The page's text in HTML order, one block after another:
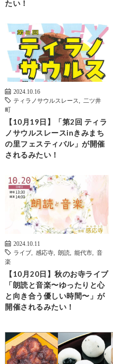
たい！
2024.10.16
ティラノサウルスレース
二ツ井
町
【10月19日】「第2回 ティラ
ノサウルスレースinきみまち
の里フェスティバル」が開催
されるみたい！
2024.10.11
ライブ
感応寺 朗読 能代市
音
楽
【10月20日】秋のお寺ライブ
「朗読と音楽〜ゆったりと心
と向き合う優しい時間〜」が
開催されるみたい！